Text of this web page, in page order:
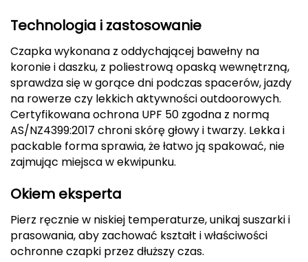
CMP
Cassin
Ciele Athletics
Climbing Technology
Coleman
D
Technologia i zastosowanie
Czapka wykonana z oddychającej bawełny na
koronie i daszku, z poliestrową opaską wewnętrzną,
sprawdza się w gorące dni podczas spacerów, jazdy
na rowerze czy lekkich aktywności outdoorowych.
Certyfikowana ochrona UPF 50 zgodna z normą
AS/NZ4399:2017 chroni skórę głowy i twarzy. Lekka i
packable forma sprawia, że łatwo ją spakować, nie
zajmując miejsca w ekwipunku.
Okiem eksperta
Pierz ręcznie w niskiej temperaturze, unikaj suszarki i
prasowania, aby zachować kształt i właściwości
ochronne czapki przez dłuższy czas.